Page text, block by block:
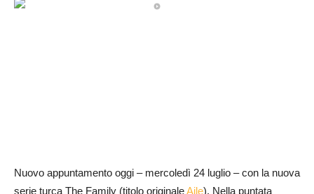
Nuovo appuntamento oggi – mercoledì 24 luglio – con la nuova
serie turca The Family (titolo originaleAile). Nella puntata